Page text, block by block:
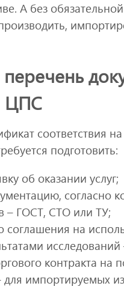
А без
ЦПС
соответствия
подготовить:
об оказании услуг;
согласно
– ГОСТ, СТО или ТУ;
соглашения на
контракта на
импортируемых